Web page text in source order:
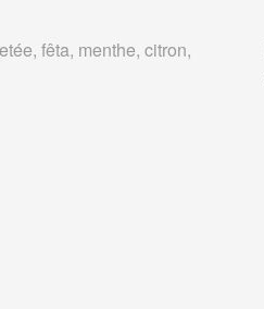
fêta, menthe, citron,